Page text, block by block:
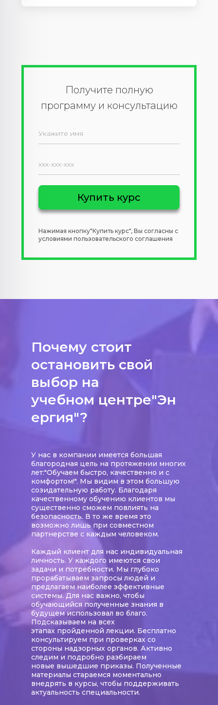
Получите полную
программу и консультацию
Нажимая кнопку"Купить курс", Вы согласны с
условиями пользовательского соглашения
Почему стоит
остановить свой
выбор на
учебном центре"Эн
ергия"?
У нас в компании имеется большая
благородная цель на протяжении многих
лет:"Обучаем быстро, качественно и с
комфортом!". Мы видим в этом большую
созидательную работу. Благодаря
качественному обучению клиентов мы
существенно сможем повлиять на
безопасность. В то же время это
возможно лишь при совместном
партнерстве с каждым человеком.
Каждый клиент для нас индивидуальная
личность. У каждого имеются свои
задачи и потребности. Мы глубоко
прорабатываем запросы людей и
предлагаем наиболее эффективные
системы. Для нас важно, чтобы
обучающийся полученные знания в
будущем использовал во благо.
Подсказываем на всех
этапах пройденной лекции. Бесплатно
консультируем при проверках со
стороны надзорных органов. Активно
следим и подробно разбираем
новые вышедшие приказы. Полученные
материалы стараемся моментально
внедрять в курсы, чтобы поддерживать
актуальность специальности.